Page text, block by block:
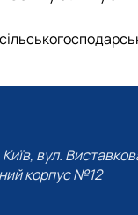
вул.
корпус №12